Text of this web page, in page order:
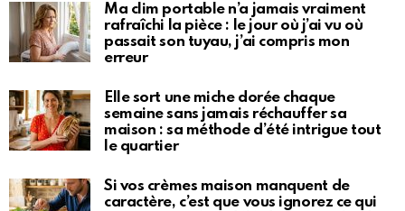
Ma clim portable n’a jamais vraiment
rafraîchi la pièce : le jour où j’ai vu où
passait son tuyau, j’ai compris mon
erreur
Elle sort une miche dorée chaque
semaine sans jamais réchauffer sa
maison : sa méthode d’été intrigue tout
le quartier
Si vos crèmes maison manquent de
caractère, c’est que vous ignorez ce qui